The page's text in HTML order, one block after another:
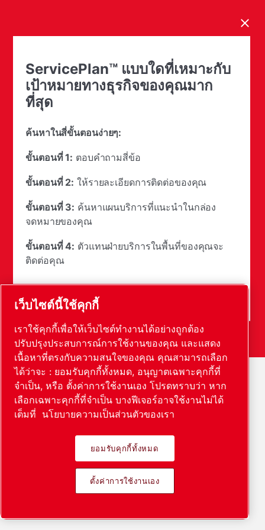
ServicePlan™ แบบใดที่เหมาะกับ
เป้าหมายทางธุรกิจของคุณมาก
ที่สุด
ค้นหาในสี่ขั้นตอนง่ายๆ:
ขั้นตอนที่ 1: ตอบคําถามสี่ข้อ
ขั้นตอนที่ 2: ให้รายละเอียดการติดต่อของคุณ
ขั้นตอนที่ 3: ค้นหาแผนบริการที่แนะนําในกล่อง
จดหมายของคุณ
ขั้นตอนที่ 4: ตัวแทนฝ่ายบริการในพื้นที่ของคุณจะ
ติดต่อคุณ
เว็บไซต์นี้ใช้คุกกี้
เราใช้คุกกี้เพื่อให้เว็บไซต์ทำงานได้อย่างถูกต้อง
ปรับปรุงประสบการณ์การใช้งานของคุณ และแสดง
เนื้อหาที่ตรงกับความสนใจของคุณ คุณสามารถเลือก
ได้ว่าจะ : ยอมรับคุกกี้ทั้งหมด, อนุญาตเฉพาะคุกกี้ที่
จำเป็น, หรือ ตั้งค่าการใช้งานเอง โปรดทราบว่า หาก
เลือกเฉพาะคุกกี้ที่จำเป็น บางฟีเจอร์อาจใช้งานไม่ได้
เต็มที่ นโยบายความเป็นส่วนตัวของเรา
ยอมรับคุกกี้ทั้งหมด
ตั้งค่าการใช้งานเอง